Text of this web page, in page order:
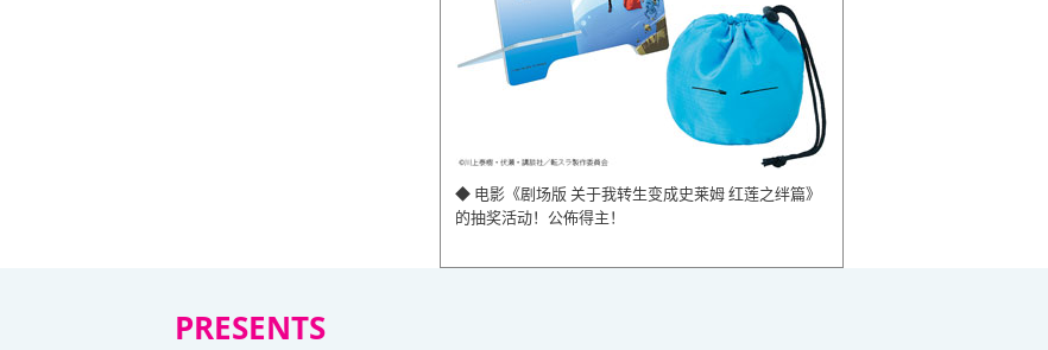
◆ 电影《剧场版 关于我转生变成史莱姆 红莲之绊篇》
的抽奖活动！公佈得主！
PRESENTS